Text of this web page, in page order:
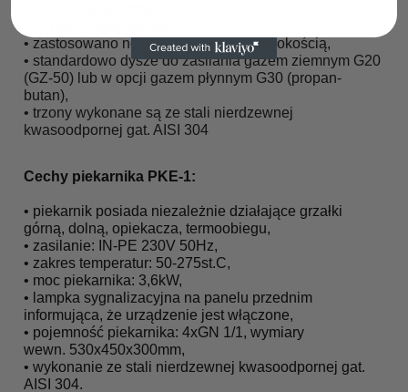
• zastosowano nóżki z regulowaną wysokością,
• standardowo dysze do zasilania gazem ziemnym G20
(GZ-50) lub w opcji gazem płynnym G30 (propan-
butan),
• trzony wykonane są ze stali nierdzewnej
kwasoodpornej gat. AISI 304
Cechy piekarnika PKE-1:
• piekarnik posiada niezależnie działające grzałki
górną, dolną, opiekacza, termoobiegu,
• zasilanie: IN-PE 230V 50Hz,
• zakres temperatur: 50-275st.C,
• moc piekarnika: 3,6kW,
• lampka sygnalizacyjna na panelu przednim
informująca, że urządzenie jest włączone,
• pojemność piekarnika: 4xGN 1/1, wymiary
wewn. 530x450x300mm,
• wykonanie ze stali nierdzewnej kwasoodpornej gat.
AISI 304.